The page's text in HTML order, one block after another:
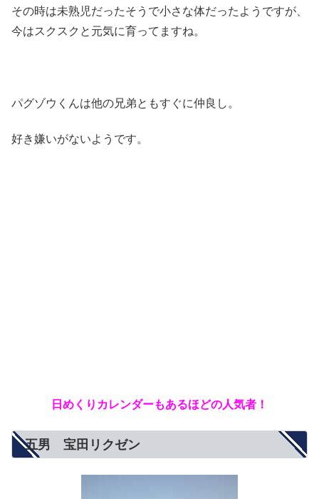
その時は未熟児だったそうで小さな体だったようですが、
今はスクスクと元気に育ってますね。
パグゾウくんは他の兄弟ともすぐに仲良し。
好き嫌いがないようです。
日めくりカレンダーもあるほどの人気者！
五男 宝田リクゼン